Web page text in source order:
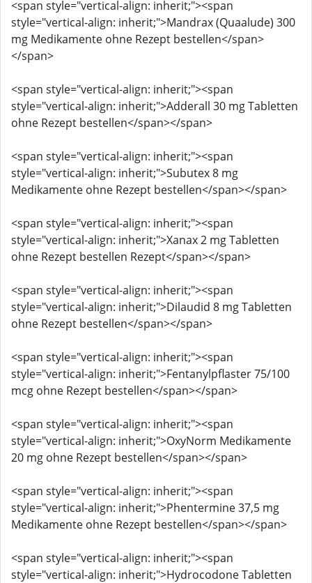
<span style="vertical-align: inherit;"><span
style="vertical-align: inherit;">Mandrax (Quaalude) 300
mg Medikamente ohne Rezept bestellen</span>
</span>
<span style="vertical-align: inherit;"><span
style="vertical-align: inherit;">Adderall 30 mg Tabletten
ohne Rezept bestellen</span></span>
<span style="vertical-align: inherit;"><span
style="vertical-align: inherit;">Subutex 8 mg
Medikamente ohne Rezept bestellen</span></span>
<span style="vertical-align: inherit;"><span
style="vertical-align: inherit;">Xanax 2 mg Tabletten
ohne Rezept bestellen Rezept</span></span>
<span style="vertical-align: inherit;"><span
style="vertical-align: inherit;">Dilaudid 8 mg Tabletten
ohne Rezept bestellen</span></span>
<span style="vertical-align: inherit;"><span
style="vertical-align: inherit;">Fentanylpflaster 75/100
mcg ohne Rezept bestellen</span></span>
<span style="vertical-align: inherit;"><span
style="vertical-align: inherit;">OxyNorm Medikamente
20 mg ohne Rezept bestellen</span></span>
<span style="vertical-align: inherit;"><span
style="vertical-align: inherit;">Phentermine 37,5 mg
Medikamente ohne Rezept bestellen</span></span>
<span style="vertical-align: inherit;"><span
style="vertical-align: inherit;">Hydrocodone Tabletten